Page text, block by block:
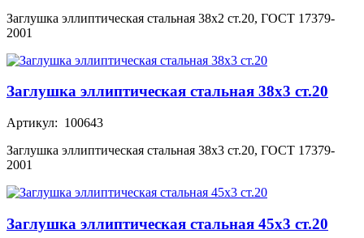
Заглушка эллиптическая стальная 38х2 ст.20, ГОСТ 17379-
2001
Заглушка эллиптическая стальная 38х3 ст.20
Артикул: 100643
Заглушка эллиптическая стальная 38х3 ст.20, ГОСТ 17379-
2001
Заглушка эллиптическая стальная 45х3 ст.20